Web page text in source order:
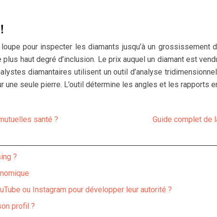
pour inspecter les diamants jusqu’à un
haut degré d’inclusion. Le prix auquel un diamant est
diamantaires utilisent un outil d’analyse
une seule pierre. L’outil détermine les angles et les
santé ? Guide complet de
?
ou Instagram pour développer leur autorité ?
profil ?